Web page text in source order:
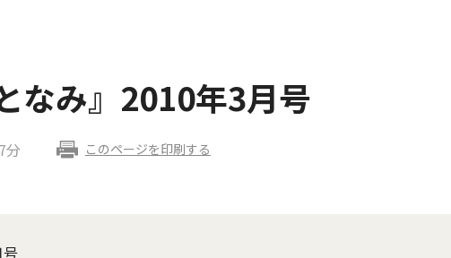
なみ』2010年3月号
分 このページを印刷する